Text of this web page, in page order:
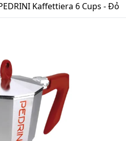
Kaffettiera 6 Cups - Đỏ